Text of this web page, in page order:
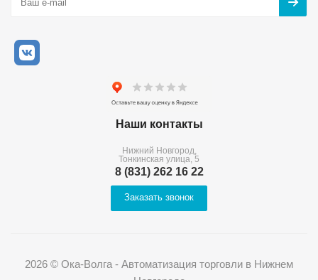
Наши контакты
Нижний Новгород,
Тонкинская улица, 5
8 (831) 262 16 22
Заказать звонок
2026 © Ока-Волга - Автоматизация торговли в Нижнем